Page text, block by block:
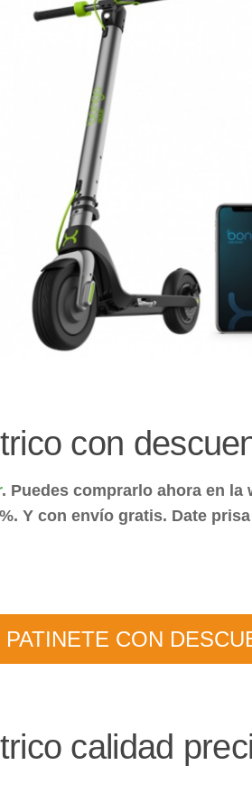
con
. Puedes comprarlo ahora en la
Y con envío gratis. Date
PATINETE CON
calidad